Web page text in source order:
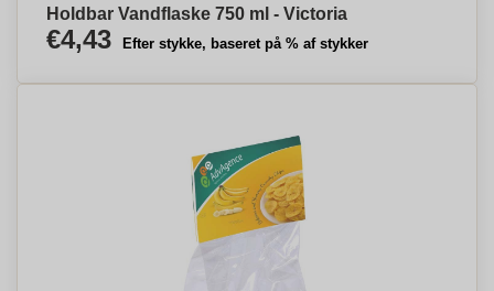
Holdbar Vandflaske 750 ml - Victoria
€4,43 Efter stykke, baseret på % af stykker